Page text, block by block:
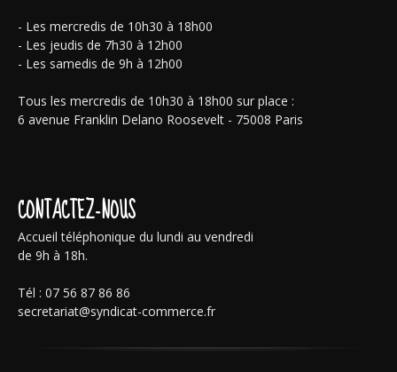
- Les mercredis de 10h30 à 18h00
- Les jeudis de 7h30 à 12h00
- Les samedis de 9h à 12h00
Tous les mercredis de 10h30 à 18h00 sur place :
6 avenue Franklin Delano Roosevelt - 75008 Paris
CONTACTEZ-NOUS
Accueil téléphonique du lundi au vendredi
de 9h à 18h.
Tél : 07 56 87 86 86
secretariat@syndicat-commerce.fr